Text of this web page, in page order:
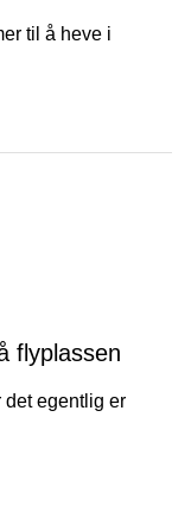
til å heve i
flyplassen
det egentlig er